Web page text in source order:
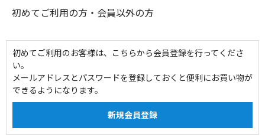
初めてご利用の方・会員以外の方
初めてご利用のお客様は、こちらから会員登録を行ってくださ
い。
メールアドレスとパスワードを登録しておくと便利にお買い物が
できるようになります。